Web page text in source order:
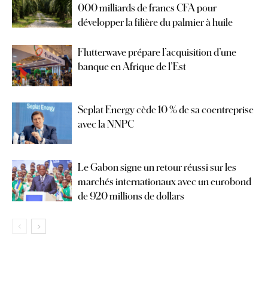
000 milliards de francs CFA pour
développer la filière du palmier à huile
Flutterwave prépare l’acquisition d’une
banque en Afrique de l’Est
Seplat Energy cède 10 % de sa coentreprise
avec la NNPC
Le Gabon signe un retour réussi sur les
marchés internationaux avec un eurobond
de 920 millions de dollars